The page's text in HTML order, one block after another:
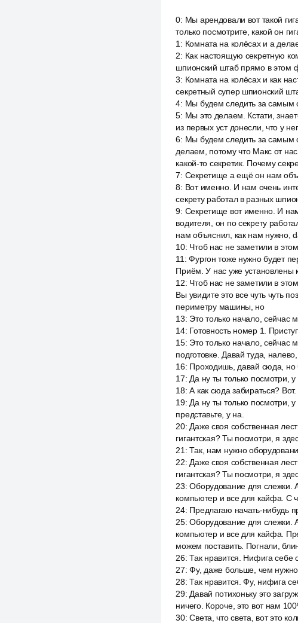
0: Мы арендовали вот такой
только посмотрите, какой он
1 : Комната на колёсах и а
2: Как настоящую секретную
шпионский штаб прямо в этом
3: Комната на колёсах и как
секретный супер шпионский
4: Мы будем следить за самым
5: Мы это делаем. Кстати,
из первых уст донесли, что у
6: Мы будем следить за самым
делаем, потому что Макс от
какой-то секретик. Почему
7: Секретище а ещё он нам
8: Вот именно. И нам очень
секрету работал в разных
9: Секретище вот именно. И
водителя, он по секрету
нам объяснил, как нам нужно,
10: Чтоб нас не заметили в
11 :Фургон тоже нужно будет
Приём. У нас уже
12: Чтоб нас не заметили в
Вы увидите это все чуть чуть
периметру машины, но
13: Это только начало, сейчас
14: Готовность номер 1.
15: Это только начало, сейчас
подготовке. Давай туда, налево,
16: Проходишь, давай сюда, но
17: Да ну ты только посмотри,
18:А как сюда забираться? Вот.
19: Да ну ты только посмотри,
представьте, у на.
20: Даже своя собственная
гигантская? Ты посмотри, я
21 :Так, нам нужно
22: Даже своя собственная
гигантская? Ты посмотри, я
23:Оборудование для слежки.
компьютер и все для кайфа. С
24: Предлагаю начать-нибудь
25:Оборудование для слежки.
компьютер и все для кайфа.
можем поставить. Погнали,
26:Так нравится. Нифига себе
27:Фу, даже больше, чем нужно,
28:Так нравится. Фу, нифига
29: Давай потихоньку это
ничего. Короче, это вот нам
30:Света, что света, вот это